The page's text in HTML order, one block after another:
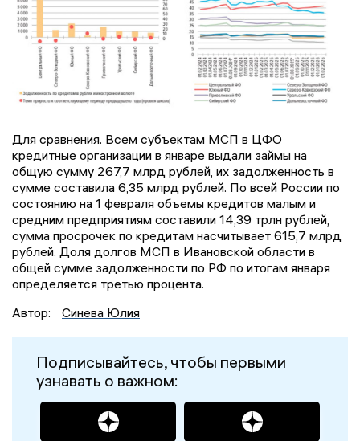
Для сравнения. Всем субъектам МСП в ЦФО
кредитные организации в январе выдали займы на
общую сумму 267,7 млрд рублей, их задолженность в
сумме составила 6,35 млрд рублей. По всей России по
состоянию на 1 февраля объемы кредитов малым и
средним предприятиям составили 14,39 трлн рублей,
сумма просрочек по кредитам насчитывает 615,7 млрд
рублей. Доля долгов МСП в Ивановской области в
общей сумме задолженности по РФ по итогам января
определяется третью процента.
Автор:
Синева Юлия
Подписывайтесь, чтобы первыми
узнавать о важном: